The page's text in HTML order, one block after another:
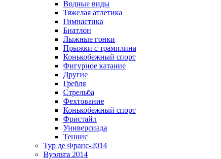
Водные виды
Тяжелая атлетика
Гимнастика
Биатлон
Лыжные гонки
Прыжки с трамплина
Конькобежный спорт
Фигурное катание
Другие
Гребля
Стрельба
Фехтование
Конькобежный спорт
Фристайл
Универсиада
Теннис
Тур де Франс-2014
Вуэльта 2014